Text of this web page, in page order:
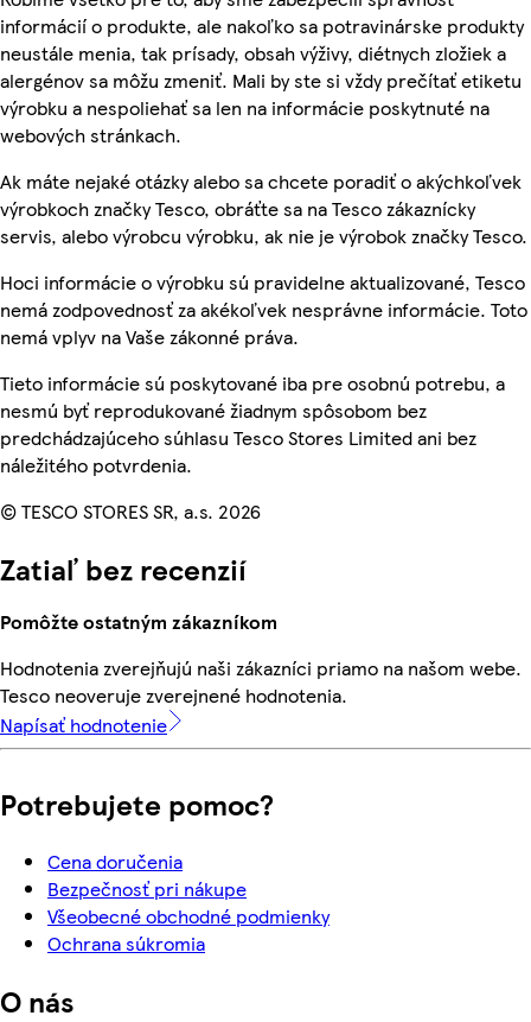
informácií o produkte, ale nakoľko sa potravinárske produkty
neustále menia, tak prísady, obsah výživy, diétnych zložiek a
alergénov sa môžu zmeniť. Mali by ste si vždy prečítať etiketu
výrobku a nespoliehať sa len na informácie poskytnuté na
webových stránkach.
Ak máte nejaké otázky alebo sa chcete poradiť o akýchkoľvek
výrobkoch značky Tesco, obráťte sa na Tesco zákaznícky
servis, alebo výrobcu výrobku, ak nie je výrobok značky Tesco.
Hoci informácie o výrobku sú pravidelne aktualizované, Tesco
nemá zodpovednosť za akékoľvek nesprávne informácie. Toto
nemá vplyv na Vaše zákonné práva.
Tieto informácie sú poskytované iba pre osobnú potrebu, a
nesmú byť reprodukované žiadnym spôsobom bez
predchádzajúceho súhlasu Tesco Stores Limited ani bez
náležitého potvrdenia.
© TESCO STORES SR, a.s. 2026
Zatiaľ bez recenzií
Pomôžte ostatným zákazníkom
Hodnotenia zverejňujú naši zákazníci priamo na našom webe.
Tesco neoveruje zverejnené hodnotenia.
Napísať hodnotenie
Potrebujete pomoc?
Cena doručenia
Bezpečnosť pri nákupe
Všeobecné obchodné podmienky
Ochrana súkromia
O nás